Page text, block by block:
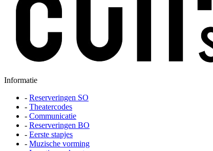
Informatie
- Reserveringen SO
- Theatercodes
- Communicatie
- Reserveringen BO
- Eerste stapjes
- Muzische vorming